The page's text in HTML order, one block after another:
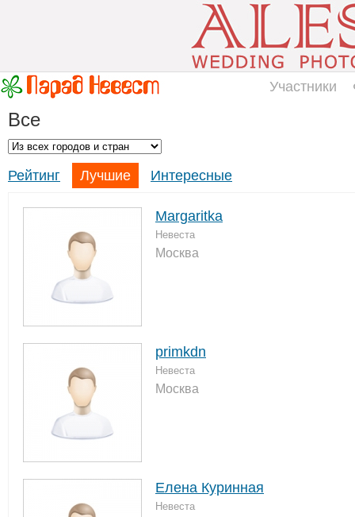
Участники
Все
Рейтинг Лучшие Интересные
Margaritka
Невеста
Москва
primkdn
Невеста
Москва
Елена Куринная
Невеста